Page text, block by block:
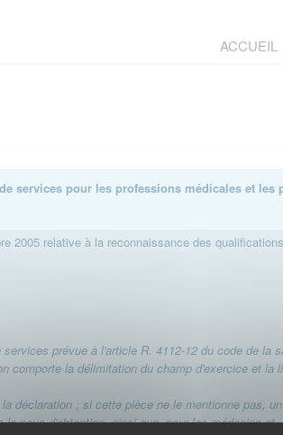
ACCUEIL
services pour les professions médicales et les
2005 relative à la reconnaissance des
prévue à l'article R. 4112-12 du code de la
la délimitation du champ d'exercice et
déclaration ; si cette pièce ne le mentionne pas,
pays d'obtention, ainsi que, pour les médecins